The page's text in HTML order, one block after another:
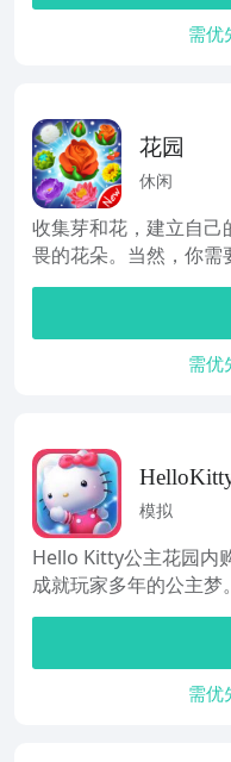
需优
花园
休闲
收集芽和花，建立自
畏的花朵。当然，你需
需优
园
模拟
Hello Kitty公主花园内
成就玩家多年的公主梦
需优